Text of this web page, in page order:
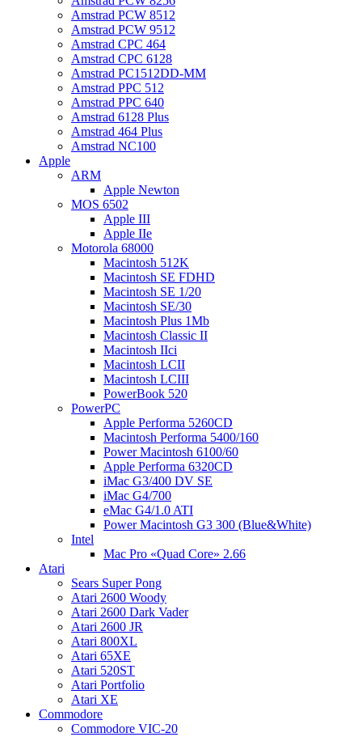
Amstrad PCW 8512
Amstrad PCW 9512
Amstrad CPC 464
Amstrad CPC 6128
Amstrad PC1512DD-MM
Amstrad PPC 512
Amstrad PPC 640
Amstrad 6128 Plus
Amstrad 464 Plus
Amstrad NC100
Apple
ARM
Apple Newton
MOS 6502
Apple III
Apple IIe
Motorola 68000
Macintosh 512K
Macintosh SE FDHD
Macintosh SE 1/20
Macintosh SE/30
Macintosh Plus 1Mb
Macintosh Classic II
Macintosh IIci
Macintosh LCII
Macintosh LCIII
PowerBook 520
PowerPC
Apple Performa 5260CD
Macintosh Performa 5400/160
Power Macintosh 6100/60
Apple Performa 6320CD
iMac G3/400 DV SE
iMac G4/700
eMac G4/1.0 ATI
Power Macintosh G3 300 (Blue&White)
Intel
Mac Pro «Quad Core» 2.66
Atari
Sears Super Pong
Atari 2600 Woody
Atari 2600 Dark Vader
Atari 2600 JR
Atari 800XL
Atari 65XE
Atari 520ST
Atari Portfolio
Atari XE
Commodore
Commodore VIC-20